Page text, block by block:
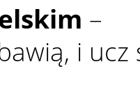
–
i ucz